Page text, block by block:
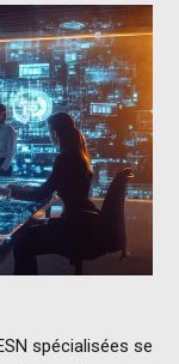
spécialisées se